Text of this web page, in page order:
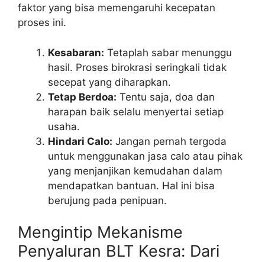
faktor yang bisa memengaruhi kecepatan
proses ini.
Kesabaran: Tetaplah sabar menunggu
hasil. Proses birokrasi seringkali tidak
secepat yang diharapkan.
Tetap Berdoa: Tentu saja, doa dan
harapan baik selalu menyertai setiap
usaha.
Hindari Calo: Jangan pernah tergoda
untuk menggunakan jasa calo atau pihak
yang menjanjikan kemudahan dalam
mendapatkan bantuan. Hal ini bisa
berujung pada penipuan.
Mengintip Mekanisme
Penyaluran BLT Kesra: Dari